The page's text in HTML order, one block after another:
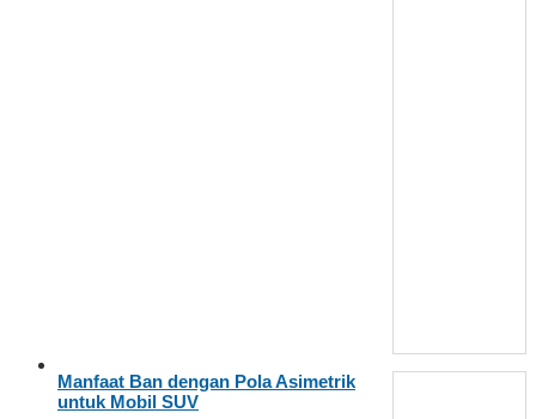
Manfaat Ban dengan Pola Asimetrik
untuk Mobil SUV